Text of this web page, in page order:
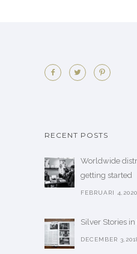
RECENT POSTS
Worldwide
getting started
FEBRUARI 4,2020
Silver Stories
DECEMBER